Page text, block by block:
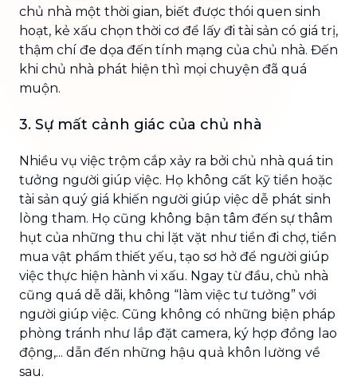
chủ nhà một thời gian, biết được thói quen sinh
hoạt, kẻ xấu chọn thời cơ để lấy đi tài sản có giá trị,
thậm chí đe dọa đến tính mạng của chủ nhà. Đến
khi chủ nhà phát hiện thì mọi chuyện đã quá
muộn.
3. Sự mất cảnh giác của chủ nhà
Nhiều vụ việc trộm cắp xảy ra bởi chủ nhà quá tin
tưởng người giúp việc. Họ không cất kỹ tiền hoặc
tài sản quý giá khiến người giúp việc dễ phát sinh
lòng tham. Họ cũng không bận tâm đến sự thâm
hụt của những thu chi lặt vặt như tiền đi chợ, tiền
mua vật phẩm thiết yếu, tạo sơ hở để người giúp
việc thực hiện hành vi xấu. Ngay từ đầu, chủ nhà
cũng quá dễ dãi, không “làm việc tư tưởng” với
người giúp việc. Cũng không có những biện pháp
phòng tránh như lắp đặt camera, ký hợp đồng lao
động,... dẫn đến những hậu quả khôn lường về
sau.